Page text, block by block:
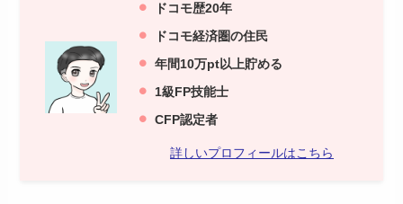
ドコモ歴20年
ドコモ経済圏の住民
年間10万pt以上貯める
1級FP技能士
CFP認定者
詳しいプロフィールはこちら